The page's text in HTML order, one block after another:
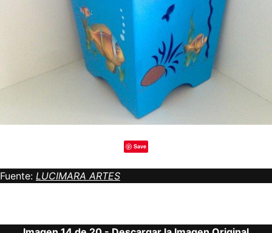
Save
Fuente: LUCIMARA ARTES